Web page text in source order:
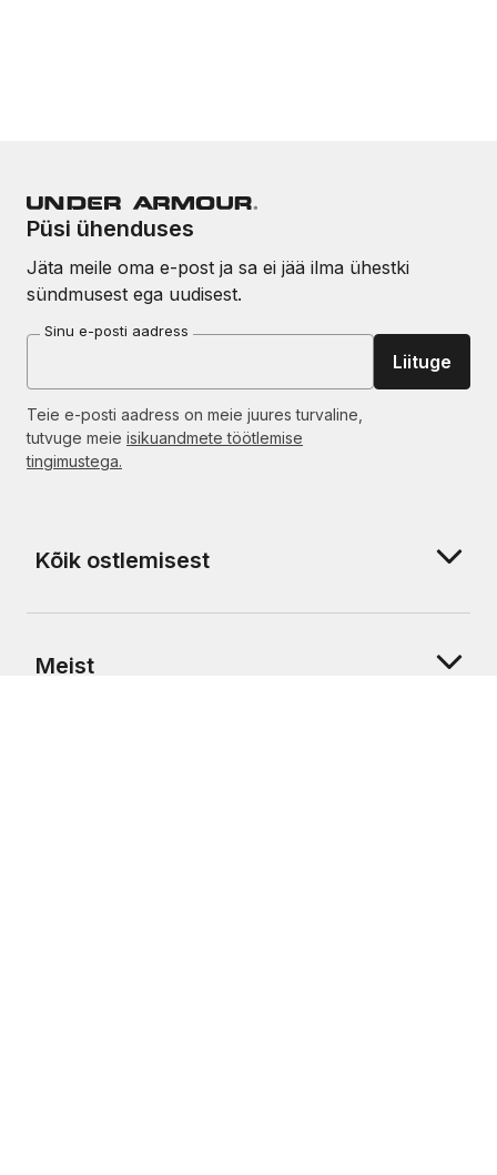
Püsi ühenduses
Jäta meile oma e-post ja sa ei jää ilma ühestki
sündmusest ega uudisest.
Sinu e-posti aadress
Liituge
Teie e-posti aadress on meie juures turvaline,
tutvuge meie isikuandmete töötlemise
tingimustega.
Kõik ostlemisest
Meist